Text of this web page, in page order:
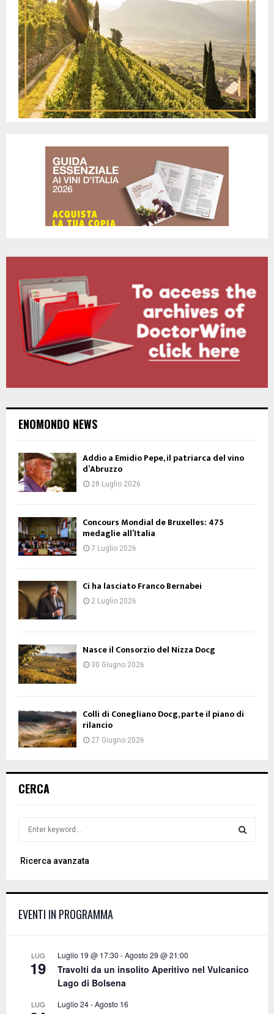
ENOMONDO NEWS
Addio a Emidio Pepe, il patriarca del vino
d’Abruzzo
28 Luglio 2026
Concours Mondial de Bruxelles: 475
medaglie all’Italia
7 Luglio 2026
Ci ha lasciato Franco Bernabei
2 Luglio 2026
Nasce il Consorzio del Nizza Docg
30 Giugno 2026
Colli di Conegliano Docg, parte il piano di
rilancio
27 Giugno 2026
CERCA
r
o
Ricerca avanzata
EVENTI IN PROGRAMMA
LUG
19
Luglio 19 @ 17:30 -Agosto 29 @ 21:00
Travolti da un insolito Aperitivo nel Vulcanico
Lago di Bolsena
LUG Luglio 24-Agosto 16